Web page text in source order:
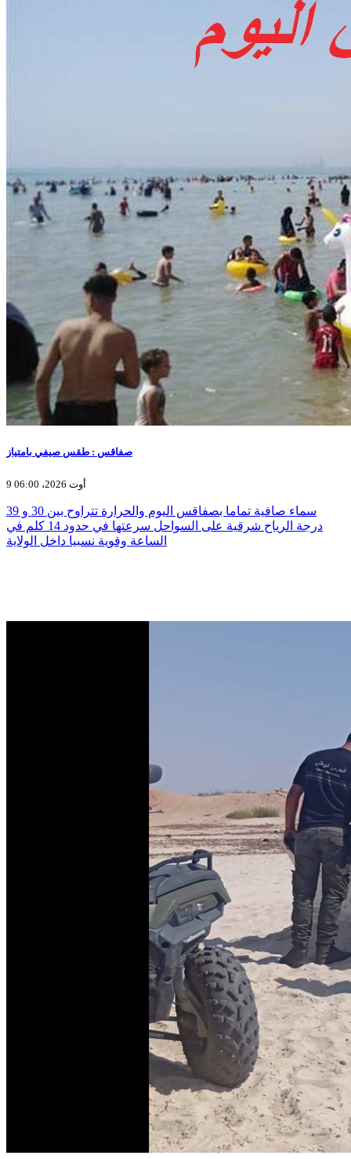
صفاقس : طقس صيفي بامتياز
9 أوت 2026، 06:00
سماء صافية تماما بصفاقس اليوم والحرارة تتراوح بين 30 و 39
درجة الرياح شرقية على السواحل سرعتها في حدود 14 كلم في
الساعة وقوية نسبيا داخل الولاية